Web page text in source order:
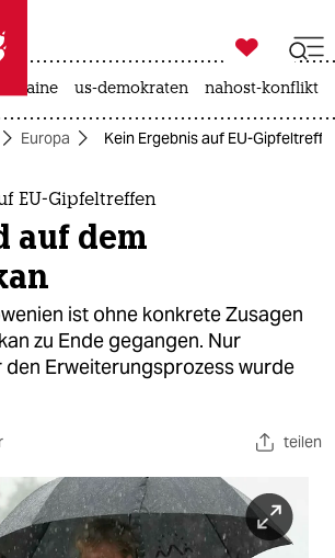
taz zahl ich
taz zahl ich

taz zahl ich
ukraine us-demokraten nahost-konflikt
Europa Kein Ergebnis auf EU-
EU-Gipfeltreffen
auf dem
ist ohne konkrete Zusagen
zu Ende gegangen. Nur
den Erweiterungsprozess wurde
teilen